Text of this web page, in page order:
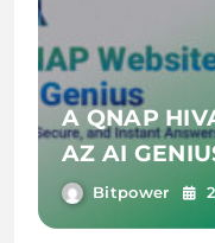
A QNAP
AZ AI
Bitpower